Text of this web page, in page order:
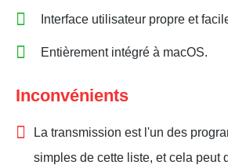
Interface utilisateur propre et
Entièrement intégré à macOS.
Inconvénients
La transmission est l'un des
simples de cette liste, et cela peut